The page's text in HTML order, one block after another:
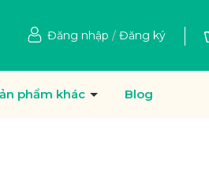
Đăng nhập / Đăng ký
phẩm khác Blog